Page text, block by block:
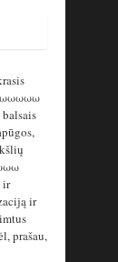
ωωωωω
ir
ir
prašau,